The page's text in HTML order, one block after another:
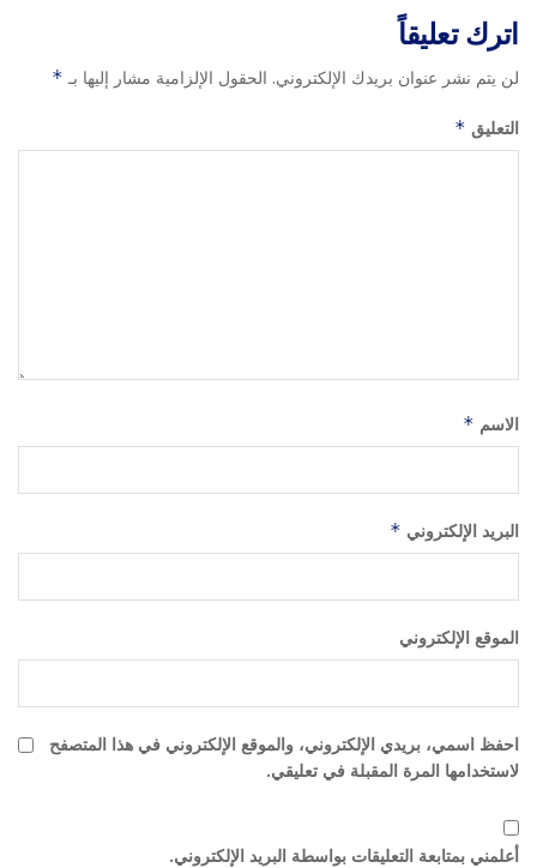
اترك تعليقاً
لن يتم نشر عنوان بريدك الإلكتروني. الحقول الإلزامية مشار إليها بـ *
التعليق *
الاسم *
البريد الإلكتروني *
الموقع الإلكتروني
احفظ اسمي، بريدي الإلكتروني، والموقع الإلكتروني في هذا المتصفح
لاستخدامها المرة المقبلة في تعليقي.
أعلمني بمتابعة التعليقات بواسطة البريد الإلكتروني.